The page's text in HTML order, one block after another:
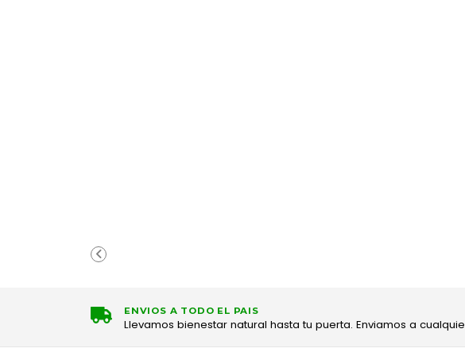
ENVIOS A TODO EL PAIS
Llevamos bienestar natural hasta tu puerta. Enviamos a